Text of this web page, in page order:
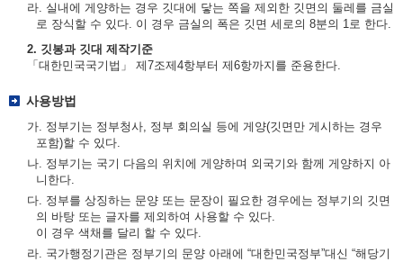
라. 실내에 게양하는 경우 깃대에 닿는 쪽을 제외한 깃면의 둘레를 금실
로 장식할 수 있다. 이 경우 금실의 폭은 깃면 세로의 8분의 1로 한다.
2. 깃봉과 깃대 제작기준
「대한민국국기법」 제7조제4항부터 제6항까지를 준용한다.
사용방법
가. 정부기는 정부청사, 정부 회의실 등에 게양(깃면만 게시하는 경우
포함)할 수 있다.
나. 정부기는 국기 다음의 위치에 게양하며 외국기와 함께 게양하지 아
니한다.
다. 정부를 상징하는 문양 또는 문장이 필요한 경우에는 정부기의 깃면
의 바탕 또는 글자를 제외하여 사용할 수 있다.
이 경우 색채를 달리 할 수 있다.
라. 국가행정기관은 정부기의 문양 아래에 “대한민국정부”대신 “해당기